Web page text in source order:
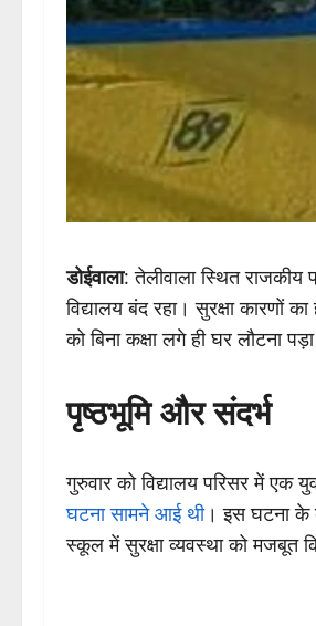
डोईवाला: तेलीवाला स्थित राजकीय
विद्यालय बंद रहा। सुरक्षा
को बिना कक्षा लगे ही घर लौटना
पृष्ठभूमि और संदर्भ
गुरुवार को विद्यालय परिसर में एक
घटना सामने आई थी। इस घटना के
स्कूल में सुरक्षा व्यवस्था को मजबूत